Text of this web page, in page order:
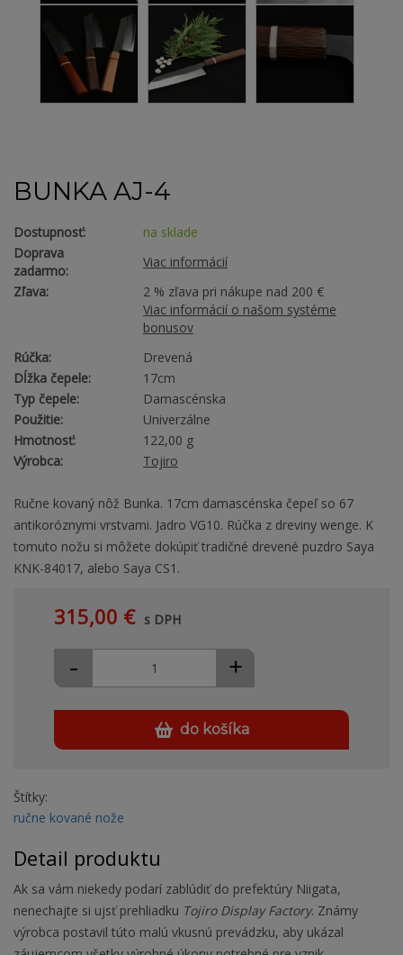
BUNKA AJ-4
Dostupnosť:
na sklade
Doprava
zadarmo:
Viac informácií
Zľava:
2 % zľava pri nákupe nad 200 €
Viac informácií o našom systéme
bonusov
Rúčka:
Drevená
Dĺžka čepele:
17cm
Typ čepele:
Damascénska
Použitie:
Univerzálne
Hmotnosť:
122,00 g
Výrobca:
Tojiro
Ručne kovaný nôž Bunka. 17cm damascénska čepeľ so 67
antikoróznymi vrstvami. Jadro VG10. Rúčka z dreviny wenge. K
tomuto nožu si môžete dokúpiť tradičné drevené puzdro Saya
KNK-84017, alebo Saya CS1.
315,00 € s DPH
+
-
do košíka
Štítky:
ručne kované nože
Detail produktu
Ak sa vám niekedy podarí zablúdiť do prefektúry Niigata,
nenechajte si ujsť prehliadku Tojiro Display Factory. Známy
výrobca postavil túto malú vkusnú prevádzku, aby ukázal